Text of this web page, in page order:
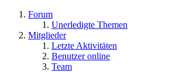
Forum
Unerledigte Themen
Mitglieder
Letzte Aktivitäten
Benutzer online
Team